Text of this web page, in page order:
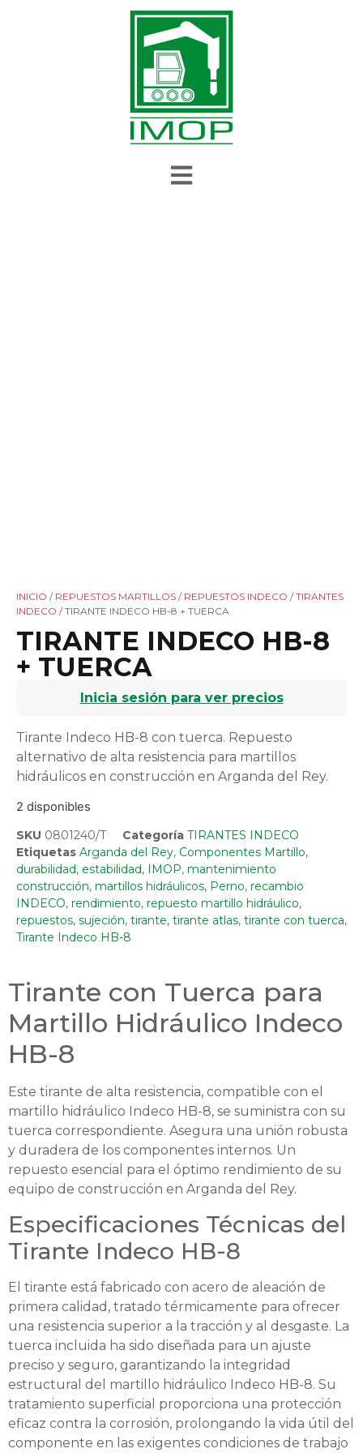
INICIO / REPUESTOS MARTILLOS / REPUESTOS INDECO /TIRANTES
INDECO / TIRANTE INDECO HB-8 + TUERCA
TIRANTE INDECO HB-8
+ TUERCA
Inicia sesión para ver precios
Tirante Indeco HB-8 con tuerca. Repuesto
alternativo de alta resistencia para martillos
hidráulicos en construcción en Arganda del Rey.
2 disponibles
SKU 0801240/T Categoría TIRANTES INDECO
Etiquetas Arganda del Rey, Componentes Martillo,
durabilidad, estabilidad, IMOP, mantenimiento
construcción, martillos hidráulicos, Perno, recambio
INDECO, rendimiento, repuesto martillo hidráulico,
repuestos, sujeción, tirante, tirante atlas, tirante con tuerca,
Tirante Indeco HB-8
Tirante con Tuerca para
Martillo Hidráulico Indeco
HB-8
Este tirante de alta resistencia, compatible con el
martillo hidráulico Indeco HB-8, se suministra con su
tuerca correspondiente. Asegura una unión robusta
y duradera de los componentes internos. Un
repuesto esencial para el óptimo rendimiento de su
equipo de construcción en Arganda del Rey.
Especificaciones Técnicas del
Tirante Indeco HB-8
El tirante está fabricado con acero de aleación de
primera calidad, tratado térmicamente para ofrecer
una resistencia superior a la tracción y al desgaste. La
tuerca incluida ha sido diseñada para un ajuste
preciso y seguro, garantizando la integridad
estructural del martillo hidráulico Indeco HB-8. Su
tratamiento superficial proporciona una protección
eficaz contra la corrosión, prolongando la vida útil del
componente en las exigentes condiciones de trabajo